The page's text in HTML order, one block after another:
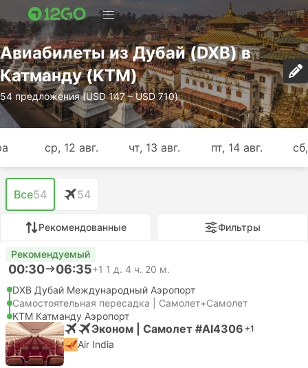
Авиабилеты из Дубай (DXB) в
Катманду (KTM)
54 предложения (USD 147 – USD 710)
ср, 12 авг. чт, 13 авг. пт, 14 авг.
Все54 54
Рекомендованные Фильтры
Рекомендуемый
00:30 06:35+1 1 д. 4 ч. 20 м.
DXB Дубай Международный Аэропорт
Самостоятельная пересадка | Самолет+Самолет
KTM Катманду Аэропорт
Эконом | Самолет #AI4306 +1
Air India